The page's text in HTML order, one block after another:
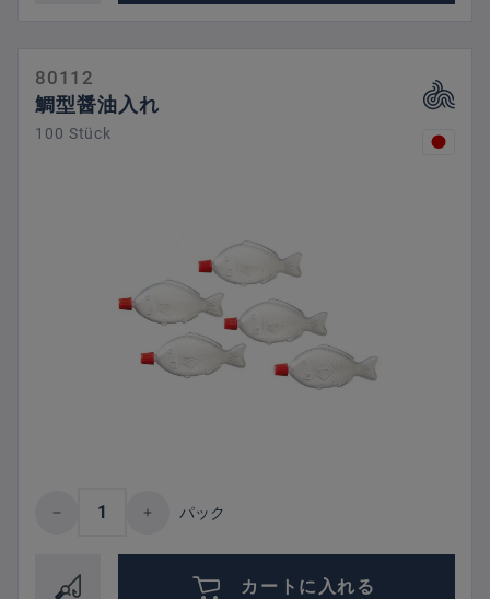
80112
鯛型醤油入れ
100 Stück
Product Quantity: Enter the desired
パック
カートに入れる